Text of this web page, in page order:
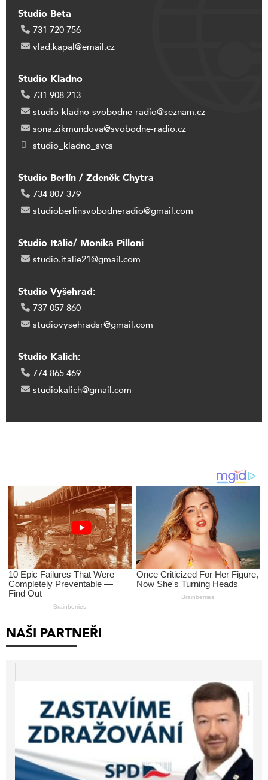
Studio Beta
731 720 756
vlad.kapal@email.cz
Studio Kladno
731 908 213
studio-kladno-svobodne-radio@seznam.cz
sona.zikmundova@svobodne-radio.cz
studio_kladno_svcs
Studio Berlín / Zdeněk Chytra
734 807 379
studioberlinsvobodneradio@gmail.com
Studio Itálie/ Monika Pilloni
studio.italie21@gmail.com
Studio Vyšehrad:
737 057 860
studiovysehradsr@gmail.com
Studio Kalich:
774 865 469
studiokalich@gmail.com
NAŠI PARTNEŘI